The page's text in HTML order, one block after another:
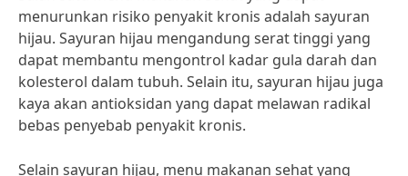
menurunkan risiko penyakit kronis adalah sayuran
hijau. Sayuran hijau mengandung serat tinggi yang
dapat membantu mengontrol kadar gula darah dan
kolesterol dalam tubuh. Selain itu, sayuran hijau juga
kaya akan antioksidan yang dapat melawan radikal
bebas penyebab penyakit kronis.
Selain sayuran hijau, menu makanan sehat yang